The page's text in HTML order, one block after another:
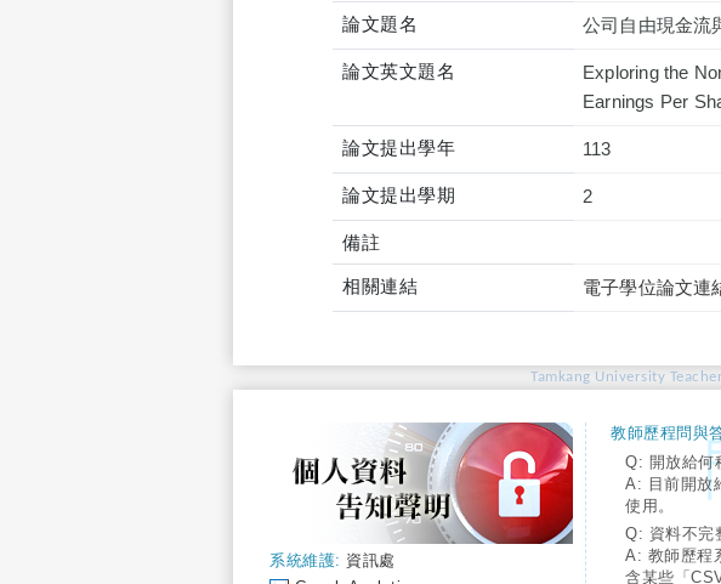
論文題名 公司自由現金流
論文英文題名
Exploring the
Earnings Per
論文提出學年 113
論文提出學期 2
備註
相關連結 電子學位論文連
Tamkang University
系統維護: 資訊處
教師歷程問與
Q: 開放給何
A: 目前開放
使用。
Q: 資料不完
A: 教師歷程
含某些「